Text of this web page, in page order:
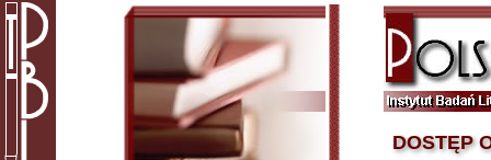
DOSTĘP